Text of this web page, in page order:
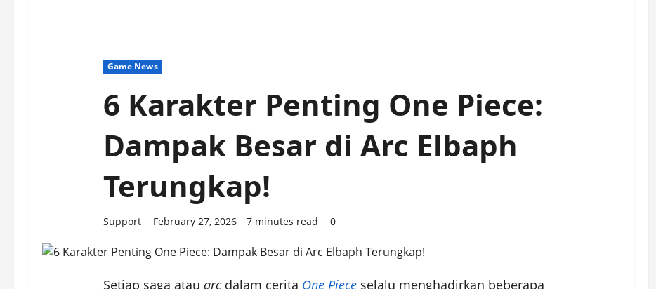
Game News
6 Karakter Penting One Piece:
Dampak Besar di Arc Elbaph
Terungkap!
Support February 27, 2026 7 minutes read 0
Setiap saga atau arcdalam cerita One Pieceselalu menghadirkan beberapa